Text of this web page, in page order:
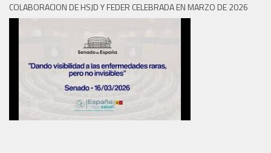
COLABORACION DE HSJD Y FEDER CELEBRADA EN MARZO DE 2026